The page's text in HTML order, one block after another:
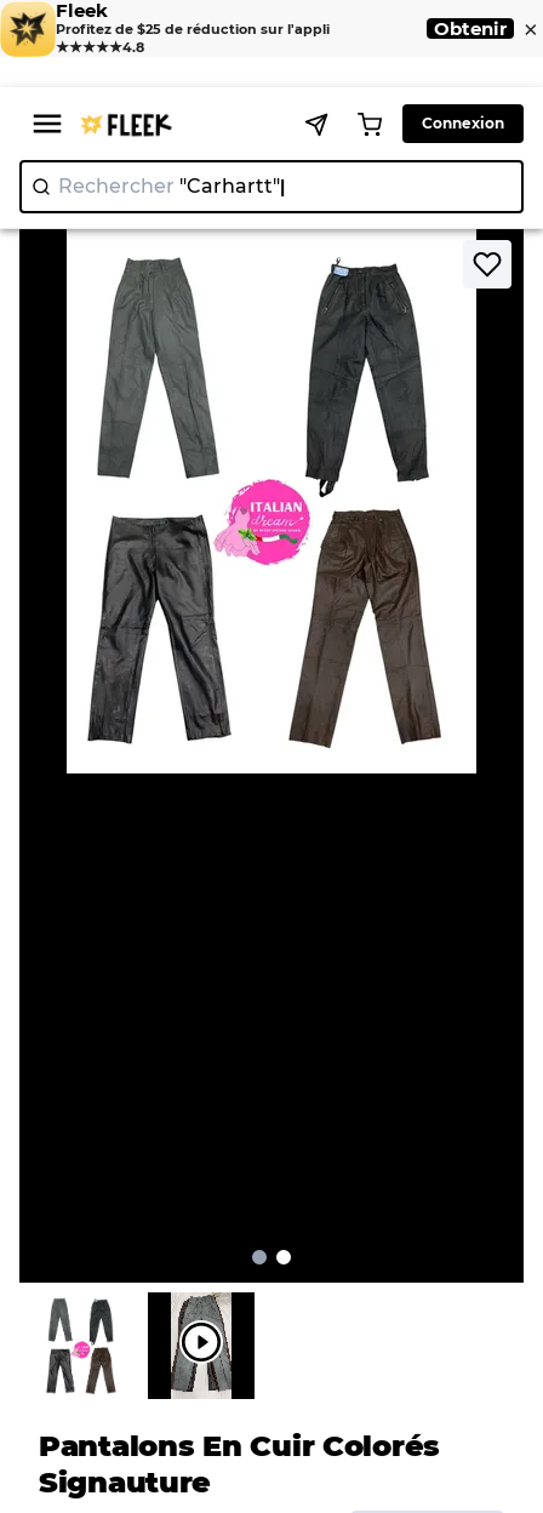
Fleek
Profitez de $25 de réduction sur l'appli
★★★★★4.8
Obtenir ×
Connexion
Rechercher "Carh
Home > Pant > Pantalons en cuir colorés Signauture
Pantalons En Cuir Colorés
Signauture